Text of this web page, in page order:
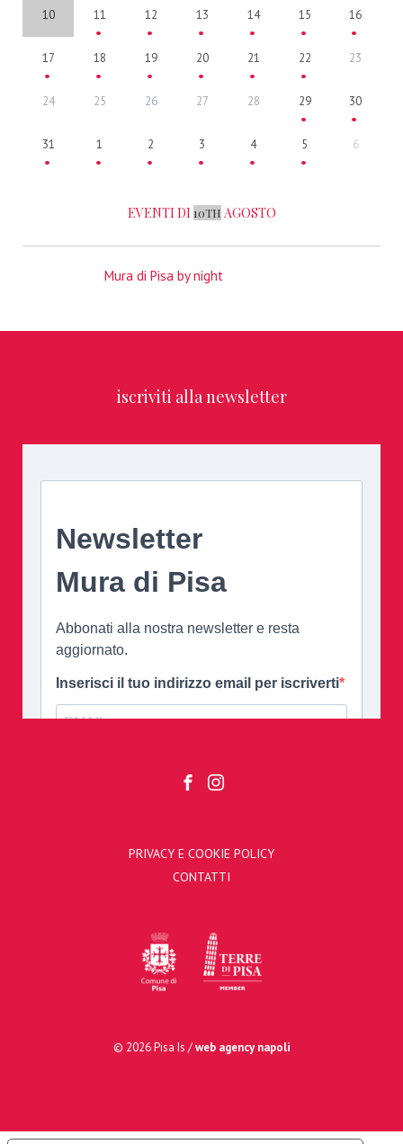
10 11 12 13 14 15 16
17 18 19 20 21 22 23
24 25 26 27 28 29 30
31 1 2 3 4 5 6
EVENTI DI 10TH AGOSTO
Mura di Pisa by night
iscriviti alla newsletter
PRIVACY E COOKIE POLICY
CONTATTI
© 2026 Pisa Is /web agency napoli